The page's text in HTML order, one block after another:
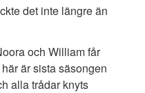
det inte längre än
och William får
är sista säsongen
alla trådar knyts